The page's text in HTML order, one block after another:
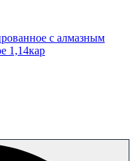
с алмазным
1,14кар